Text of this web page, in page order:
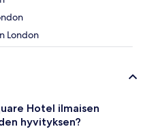
London
Hotel ilmaisen
hyvityksen?